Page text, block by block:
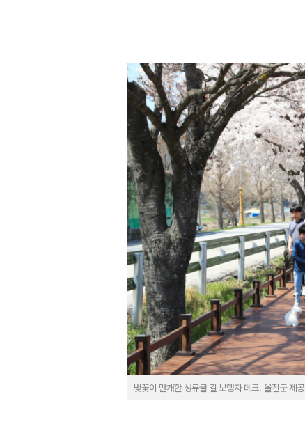
벚꽃이 만개한 성류굴 길 보행자 데크. 울진군 제공